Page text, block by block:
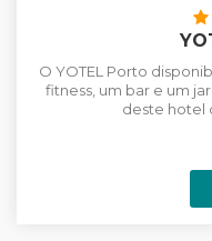
O YOTEL Porto
fitness, um bar e um
deste hotel